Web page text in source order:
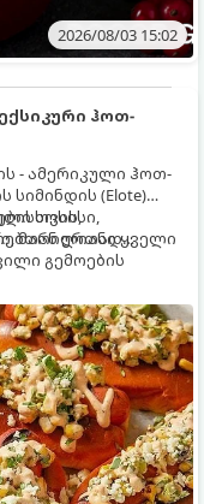
2026/08/03 15:02
ჰოთ-
- ამერიკული ჰოთ-
სიმინდის (Elote)
სოსისი,
მარილიანი ყველი
გემოების
ერთად